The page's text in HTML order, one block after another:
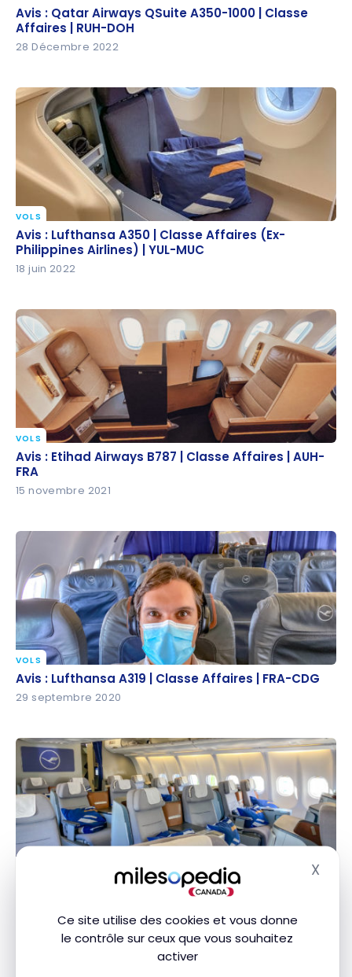
Ce site utilise des cookies et vous donne
le contrôle sur ceux que vous souhaitez
activer
X
Avis : Qatar Airways QSuite A350-1000 | Classe
Affaires | RUH-DOH
Avis : Qatar Airways QSuite A350-1000 | Classe
Affaires | RUH-DOH
28 Décembre 2022
Avis : Lufthansa A350 | Classe Affaires (Ex-
Philippines Airlines) | YUL-MUC
VOLS
Avis : Lufthansa A350 | Classe Affaires (Ex-
Philippines Airlines) | YUL-MUC
18 juin 2022
Avis : Etihad Airways B787 | Classe Affaires | AUH-
FRA
VOLS
Avis : Etihad Airways B787 | Classe Affaires | AUH-
FRA
15 novembre 2021
Avis : Lufthansa A319 | Classe Affaires | FRA-CDG
VOLS
Avis : Lufthansa A319 | Classe Affaires | FRA-CDG
29 septembre 2020
Avis : Lufthansa A330 | Classe Affaires | YVR-FRA
Avis : Lufthansa A330 | Classe Affaires | YVR-FRA